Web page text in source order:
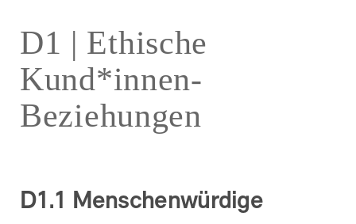
D1 | Ethische
Kund*innen-
Beziehungen
D1.1 Menschenwürdige